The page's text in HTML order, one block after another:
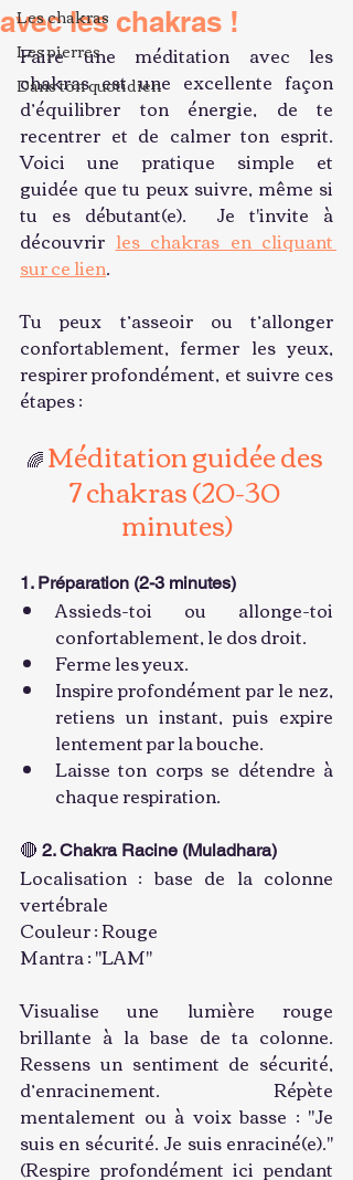
Les chakras
Les pierres
Dans ton quotidien
avec les chakras !
Faire une méditation avec les
chakras est une excellente façon
d’équilibrer ton énergie, de te
recentrer et de calmer ton esprit.
Voici une pratique simple et
guidée que tu peux suivre, même si
tu es débutant(e).  Je t'invite à
découvrir les chakras en cliquant
sur ce lien.
Tu peux t’asseoir ou t’allonger
confortablement, fermer les yeux,
respirer profondément, et suivre ces
étapes :
🌈 Méditation guidée des
7 chakras (20-30
minutes)
1. Préparation (2-3 minutes)
Assieds-toi ou allonge-toi
confortablement, le dos droit.
Ferme les yeux.
Inspire profondément par le nez,
retiens un instant, puis expire
lentement par la bouche.
Laisse ton corps se détendre à
chaque respiration.
🔴 2. Chakra Racine (Muladhara)
Localisation : base de la colonne
vertébrale
Couleur : Rouge
Mantra : "LAM"
Visualise une lumière rouge
brillante à la base de ta colonne.
Ressens un sentiment de sécurité,
d’enracinement. Répète
mentalement ou à voix basse : "Je
suis en sécurité. Je suis enraciné(e)."
(Respire profondément ici pendant